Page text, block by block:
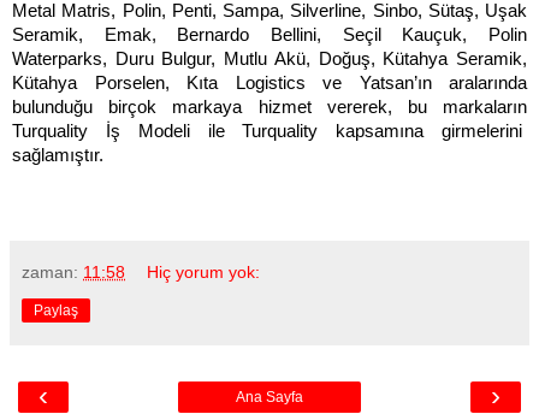
Metal Matris, Polin, Penti, Sampa, Silverline, Sinbo, Sütaş, Uşak
Seramik, Emak, Bernardo Bellini, Seçil Kauçuk, Polin
Waterparks, Duru Bulgur, Mutlu Akü, Doğuş, Kütahya Seramik,
Kütahya Porselen, Kıta Logistics ve Yatsan’ın aralarında
bulunduğu birçok markaya hizmet vererek, bu markaların
Turquality İş Modeli ile Turquality kapsamına girmelerini
sağlamıştır.
zaman: 11:58 Hiç yorum yok:
Paylaş
‹ ›
Ana Sayfa